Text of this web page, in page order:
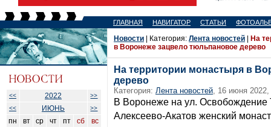
ГЛАВНАЯ НАВИГАТОР СТАТЬИ
<< 2022
>>
<<
ИЮНЬ >>
пн вт ср чт пт сб
вс
Новости | Категория: Лента новостей
На
в Воронеже зацвело тюльпановое дерево
На территории монастыря в
дерево
Категория: Лента новостей, 16 июня 2022,
В Воронеже на ул. Освобождение
Алексеево-Акатов женский